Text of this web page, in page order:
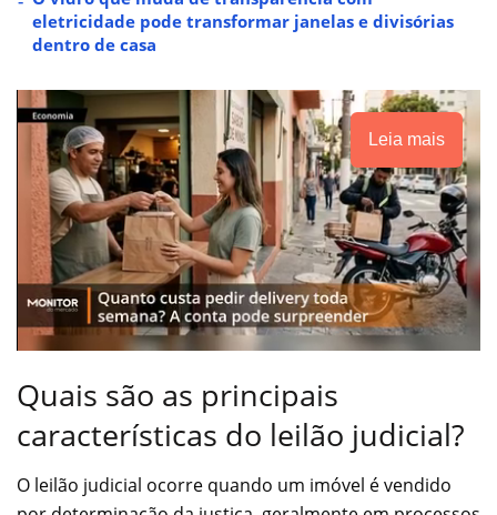
eletricidade pode transformar janelas e divisórias
dentro de casa
Leia mais
Quais são as principais
características do leilão judicial?
O leilão judicial ocorre quando um imóvel é vendido